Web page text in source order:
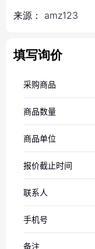
来源： amz123
填写询价